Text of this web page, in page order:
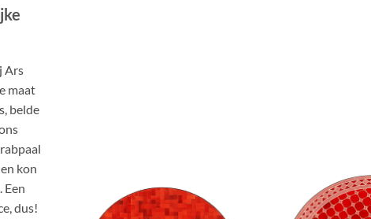
Ars
maat
belde
kon
Een
dus!